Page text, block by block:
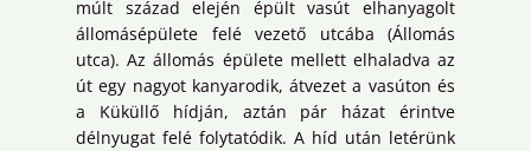
múlt század elején épült vasút elhanyagolt
állomásépülete felé vezető utcába (Állomás
utca). Az állomás épülete mellett elhaladva az
út egy nagyot kanyarodik, átvezet a vasúton és
a Küküllő hídján, aztán pár házat érintve
délnyugat felé folytatódik. A híd után letérünk